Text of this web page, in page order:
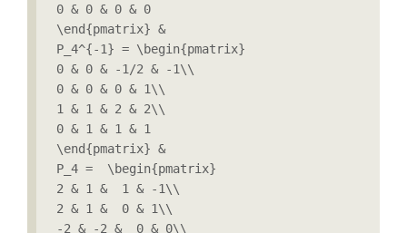
0 & 0 & 0 & 0
\end{pmatrix} &
P_4^{-1} = \begin{pmatrix}
0 & 0 & -1/2 & -1\\
0 & 0 & 0 & 1\\
1 & 1 & 2 & 2\\
0 & 1 & 1 & 1
\end{pmatrix} &
P_4 =  \begin{pmatrix}
2 & 1 &  1 & -1\\
2 & 1 &  0 & 1\\
-2 & -2 &  0 & 0\\